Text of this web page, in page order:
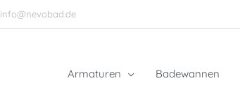
info@nevobad.de
Armaturen Badewannen